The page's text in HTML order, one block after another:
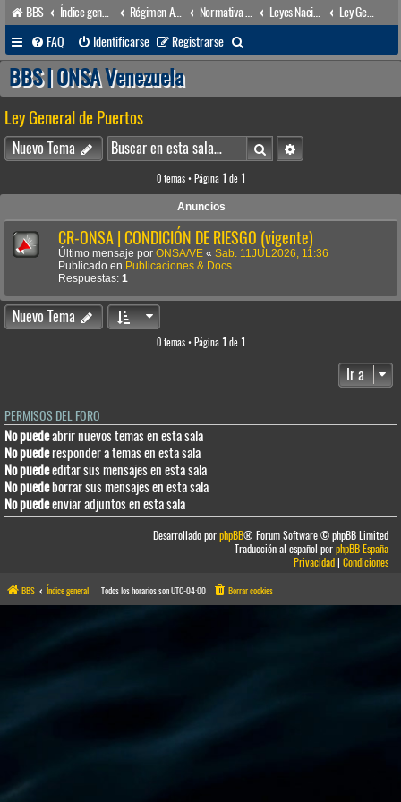
BBS Índice general Régimen Acuático venezolano Leyes Nacionales
Ley General de Puertos
FAQ
Identificarse Registrarse
u
a
r
BBS | ONSA Venezuela
Ley General de Puertos
Nuevo Tema BuscarBúsqueda avanzada
0 temas • Página 1 de 1
Anuncios
CR-ONSA | CONDICIÓN DE RIESGO (vigente)
Último mensaje por ONSA/VE « Sab. 11JUL2026, 11:36
Publicado en Publicaciones & Docs.
Respuestas: 1
Nuevo Tema
0 temas • Página 1 de 1
Ir a
PERMISOS DEL FORO
No puedeabrir nuevos temas en esta sala
No puederesponder a temas en esta sala
No puedeeditar sus mensajes en esta sala
No puedeborrar sus mensajes en esta sala
No puedeenviar adjuntos en esta sala
Desarrollado porphpBB® Forum Software © phpBB Limited
Traducción al español porphpBB España
Privacidad|Condiciones
BBS Índice general Todos los horarios sonUTC-04:00 Borrar cookies